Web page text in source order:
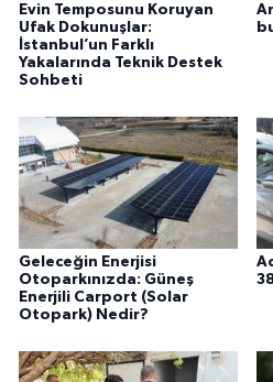
Evin Temposunu Koruyan
Ufak Dokunuşlar:
İstanbul’un Farklı
Yakalarında Teknik Destek
Sohbeti
Geleceğin Enerjisi
Otoparkınızda: Güneş
Enerjili Carport (Solar
Otopark) Nedir?